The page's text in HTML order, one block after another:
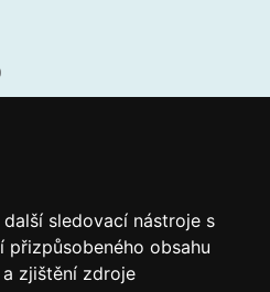
sledovací nástroje s
obsahu
zjištění zdroje